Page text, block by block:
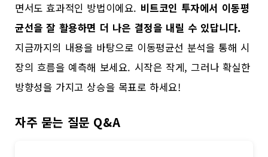
면서도 효과적인 방법이에요. 비트코인 투자에서 이동평
균선을 잘 활용하면 더 나은 결정을 내릴 수 있답니다.
지금까지의 내용을 바탕으로 이동평균선 분석을 통해 시
장의 흐름을 예측해 보세요. 시작은 작게, 그러나 확실한
방향성을 가지고 상승을 목표로 하세요!
자주 묻는 질문 Q&A